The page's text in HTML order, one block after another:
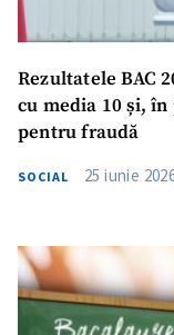
Rezultatele BAC
cu media 10 și,
pentru fraudă
SOCIAL 25 iunie